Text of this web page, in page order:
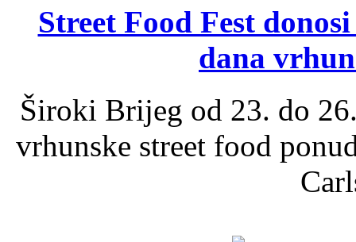
Street Food Fest
dana
Široki Brijeg od 23. do
vrhunske street food